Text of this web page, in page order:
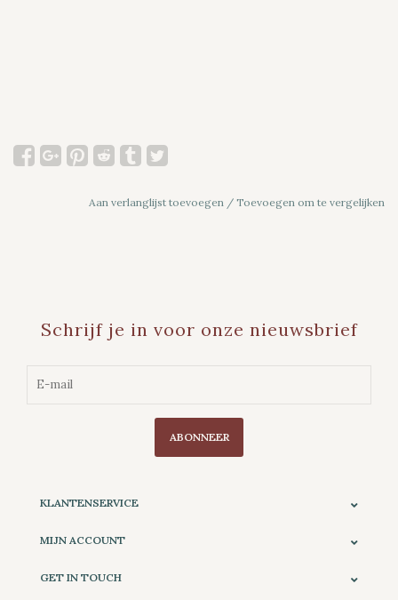
Aan verlanglijst toevoegen / Toevoegen om te vergelijken
Schrijf je in voor onze nieuwsbrief
ABONNEER
KLANTENSERVICE
MIJN ACCOUNT
GET IN TOUCH